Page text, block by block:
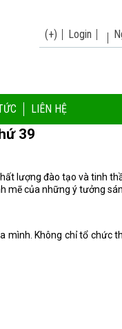
(+) Login
LIÊN HỆ
39
lượng đào tạo và tinh
mẽ của những ý tưởng
Không chỉ tổ chức